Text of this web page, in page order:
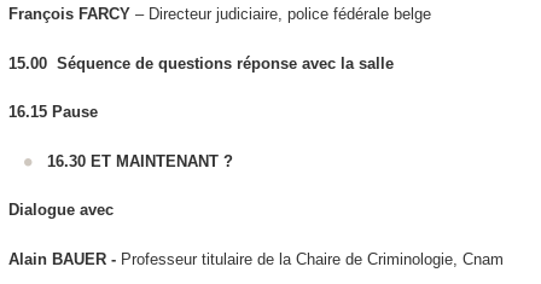
François FARCY– Directeur judiciaire, police fédérale belge
15.00 Séquence de questions réponse avec la salle
16.15 Pause
16.30 ET MAINTENANT ?
Dialogue avec
Alain BAUER - Professeur titulaire de la Chaire de Criminologie, Cnam